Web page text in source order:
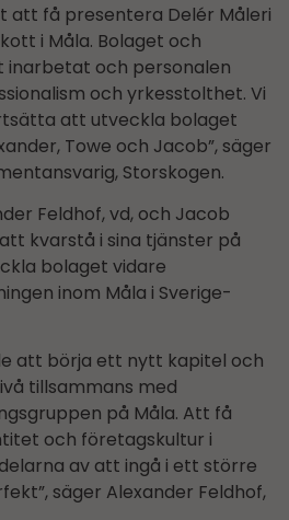
att få presentera Delér Måleri
i Måla. Bolaget och
inarbetat och personalen
och yrkesstolthet. Vi
att utveckla bolaget
Towe och Jacob”, säger
Storskogen.
Feldhof, vd, och Jacob
kvarstå i sina tjänster på
bolaget vidare
inom Måla i Sverige-
att börja ett nytt kapitel och
tillsammans med
på Måla. Att få
och företagskultur i
av att ingå i ett större
säger Alexander Feldhof,